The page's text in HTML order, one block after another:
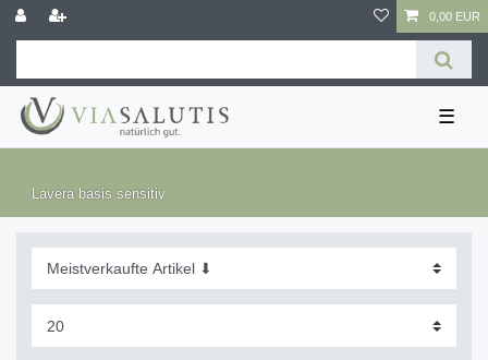
0,00 EUR
☰
Lavera basis sensitiv